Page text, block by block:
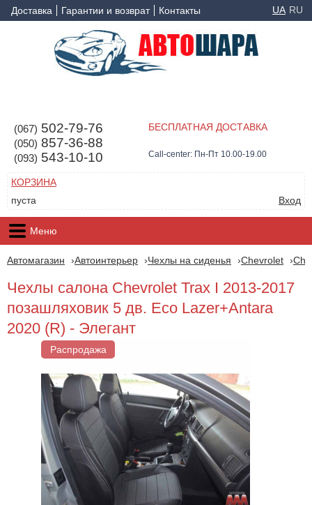
Доставка Гарантии и возврат Контакты UA RU
(067) 502-79-76
(050) 857-36-88
(093) 543-10-10
БЕСПЛАТНАЯ ДОСТАВКА
Call-center: Пн-Пт 10.00-19.00
КОРЗИНА
пуста
Вход
Меню
Автомагазин Автоинтерьер Чехлы на сиденья Chevrolet
Распродажа
Чехлы салона Chevrolet Trax I 2013-2017
позашляховик 5 дв. Eco Lazer+Antara
2020 (R) - Элегант